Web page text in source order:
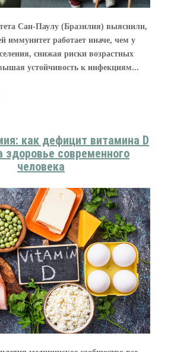
Сан-Паулу (Бразилия) выяснили,
иммунитет работает иначе, чем у
снижая риски возрастных
устойчивость к инфекциям...
как дефицит витамина D
здоровье современного
человека